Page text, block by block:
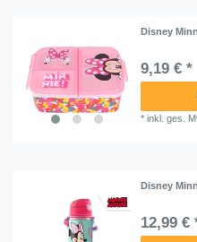
Disney
9,19 € *
*inkl. ges.
Disney
12,99 €